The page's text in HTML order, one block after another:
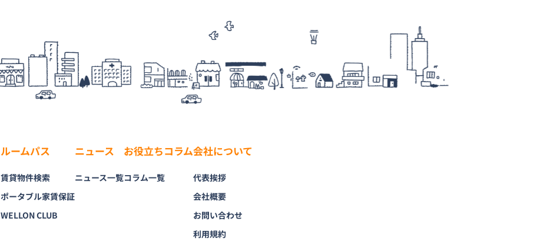
ルームパス
賃貸物件検索
ポータブル家賃保証
WELLON CLUB
ニュース
ニュース一覧
お役立ちコラム
コラム一覧
会社について
代表挨拶
会社概要
お問い合わせ
利用規約